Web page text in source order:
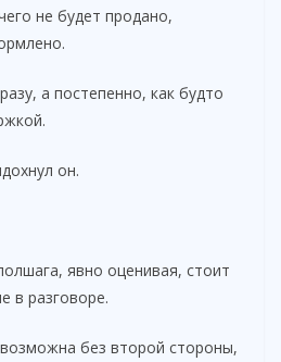
не будет продано,
а постепенно, как будто
он.
явно оценивая, стоит
в разговоре.
без второй стороны,